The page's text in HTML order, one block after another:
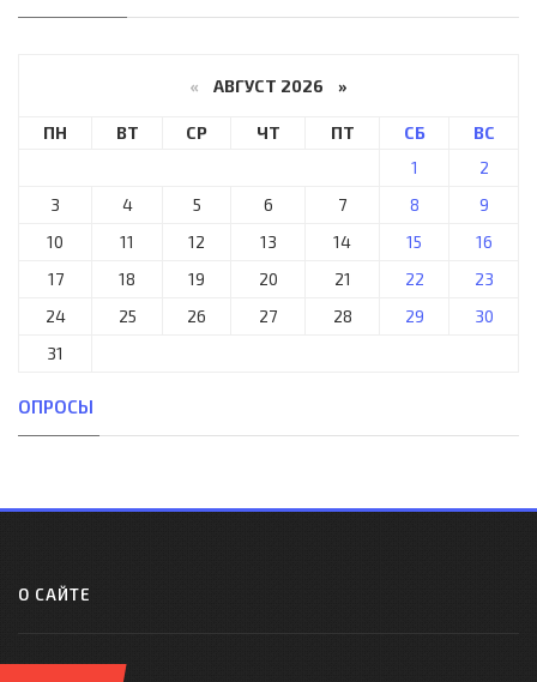
« АВГУСТ 2026 »
ПН ВТ СР ЧТ ПТ СБ
ВС
1
2
3
4 5 6 7 8
9
10
11 12 13 14 15
16
17
18 19 20 21 22
23
24
25 26 27 28 29
30
31
ОПРОСЫ
О САЙТЕ